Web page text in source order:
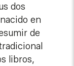
dos
en
de
libros,